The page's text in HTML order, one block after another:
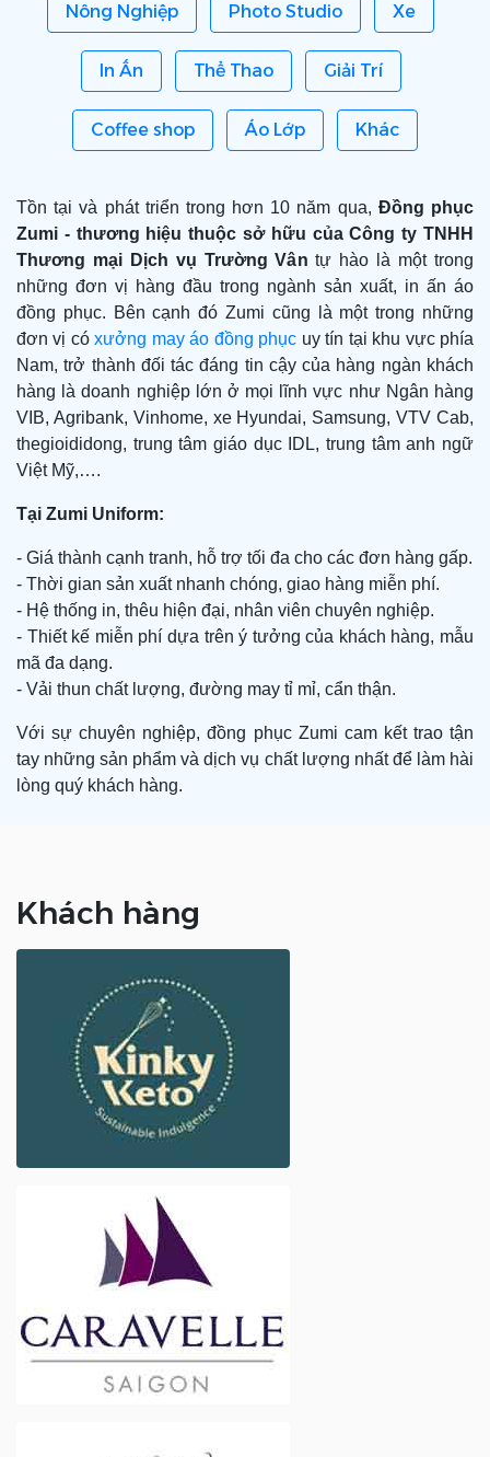
Nông Nghiệp Photo Studio Xe
In Ấn Thể Thao Giải Trí
Coffee shop Áo Lớp Khác
Tồn tại và phát triển trong hơn 10 năm qua, Đồng phục
Zumi - thương hiệu thuộc sở hữu của Công ty TNHH
Thương mại Dịch vụ Trường Vân tự hào là một trong
những đơn vị hàng đầu trong ngành sản xuất, in ấn áo
đồng phục. Bên cạnh đó Zumi cũng là một trong những
đơn vị cóxưởng may áo đồng phục uy tín tại khu vực phía
Nam, trở thành đối tác đáng tin cậy của hàng ngàn khách
hàng là doanh nghiệp lớn ở mọi lĩnh vực như Ngân hàng
VIB, Agribank, Vinhome, xe Hyundai, Samsung, VTV Cab,
thegioididong, trung tâm giáo dục IDL, trung tâm anh ngữ
Việt Mỹ,….
Tại Zumi Uniform:
- Giá thành cạnh tranh, hỗ trợ tối đa cho các đơn hàng gấp.
- Thời gian sản xuất nhanh chóng, giao hàng miễn phí.
- Hệ thống in, thêu hiện đại, nhân viên chuyên nghiệp.
- Thiết kế miễn phí dựa trên ý tưởng của khách hàng, mẫu
mã đa dạng.
- Vải thun chất lượng, đường may tỉ mỉ, cẩn thận.
Với sự chuyên nghiệp, đồng phục Zumi cam kết trao tận
tay những sản phẩm và dịch vụ chất lượng nhất để làm hài
lòng quý khách hàng.
Khách hàng